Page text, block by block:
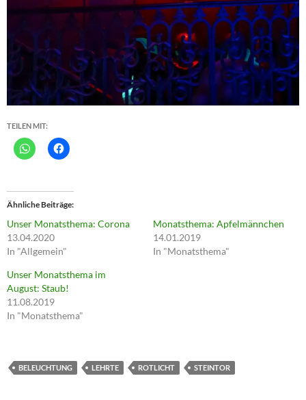
TEILEN MIT:
Ähnliche Beiträge
Unser Monatsthema: Corona
13.04.2020
In "Allgemein"
Monatsthema: Apfelmännchen
14.01.2019
In "Monatsthema"
Unser Monatsthema im
August: Staub!
11.08.2019
In "Monatsthema"
BELEUCHTUNG LEHRTE ROTLICHT STEINTOR